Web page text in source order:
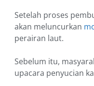
Setelah proses
akan meluncurkan
perairan laut.
Sebelum itu,
upacara penyucian